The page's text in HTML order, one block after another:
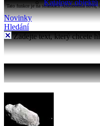
Katalogy objektů
Tato funkce je na stránkách Astronomia
Novinky
Hledání
Zadejte text, který chcete